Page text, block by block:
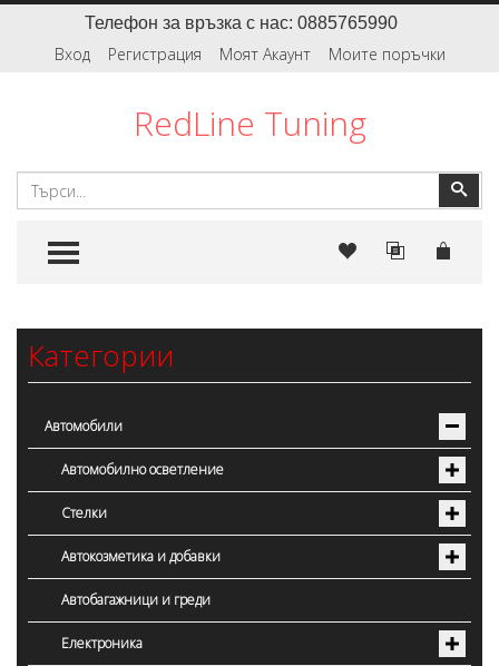
Телефон за връзка с нас: 0885765990
Вход Регистрация Моят Акаунт Моите поръчки
RedLine Tuning
TOGGLE MENU
Категории
Автомобили
Автомобилно осветление
Стелки
Автокозметика и добавки
Автобагажници и греди
Електроника